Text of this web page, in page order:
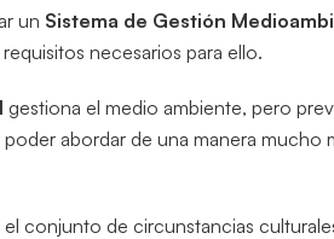
un Sistema de Gestión
necesarios para ello.
gestiona el medio ambiente, pero
abordar de una manera
el conjunto de circunstancias